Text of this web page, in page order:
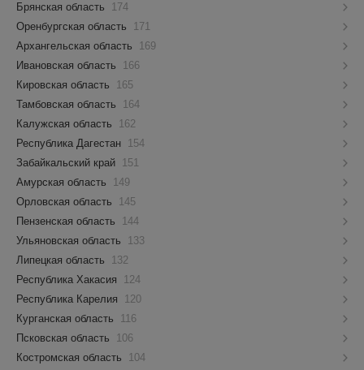
Брянская область
174
Оренбургская область
171
Архангельская область
169
Ивановская область
166
Кировская область
165
Тамбовская область
164
Калужская область
162
Республика Дагестан 154
Забайкальский край 151
Амурская область
149
Орловская область
145
Пензенская область
144
Ульяновская область
133
Липецкая область
132
Республика Хакасия
124
Республика Карелия
120
Курганская область
116
Псковская область
106
Костромская область
104